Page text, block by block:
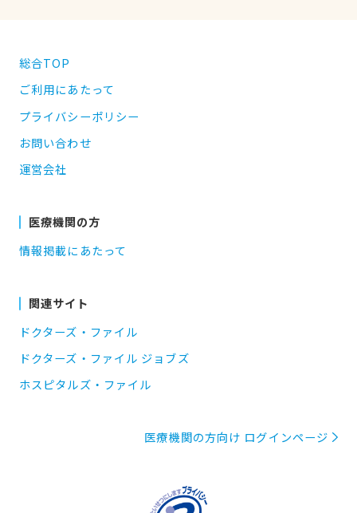
総合TOP
ご利用にあたって
プライバシーポリシー
お問い合わせ
運営会社
医療機関の方
情報掲載にあたって
関連サイト
ドクターズ・ファイル
ドクターズ・ファイル ジョブズ
ホスピタルズ・ファイル
医療機関の方向け ログインページ